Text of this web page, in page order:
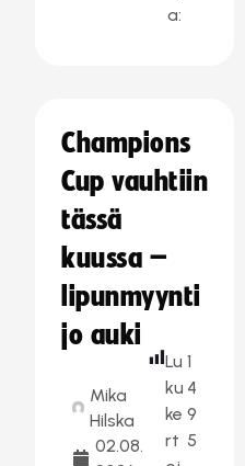
a:
Champions
Cup vauhtiin
tässä
kuussa –
lipunmyynti
jo auki
Mika
Hilska
02.08.
Lu
ku
ke
rt
1
4
9
5